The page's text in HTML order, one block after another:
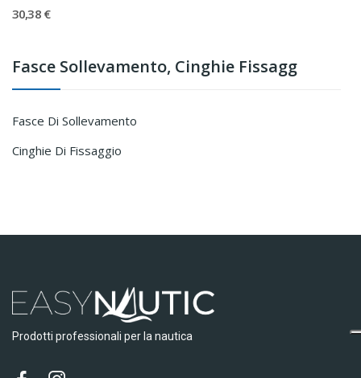
Fasce Sollevamento, Cinghie Fissagg
Fasce Di Sollevamento
Cinghie Di Fissaggio
30,38 €
Prodotti professionali per la nautica